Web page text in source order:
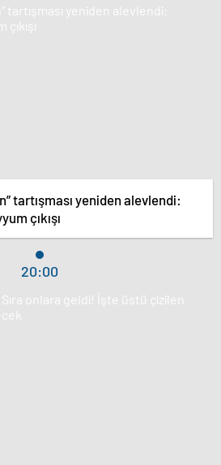
tartışması yeniden alevlendi:
çıkışı
20:00